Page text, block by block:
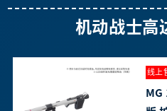
机动战士高
线上
MG